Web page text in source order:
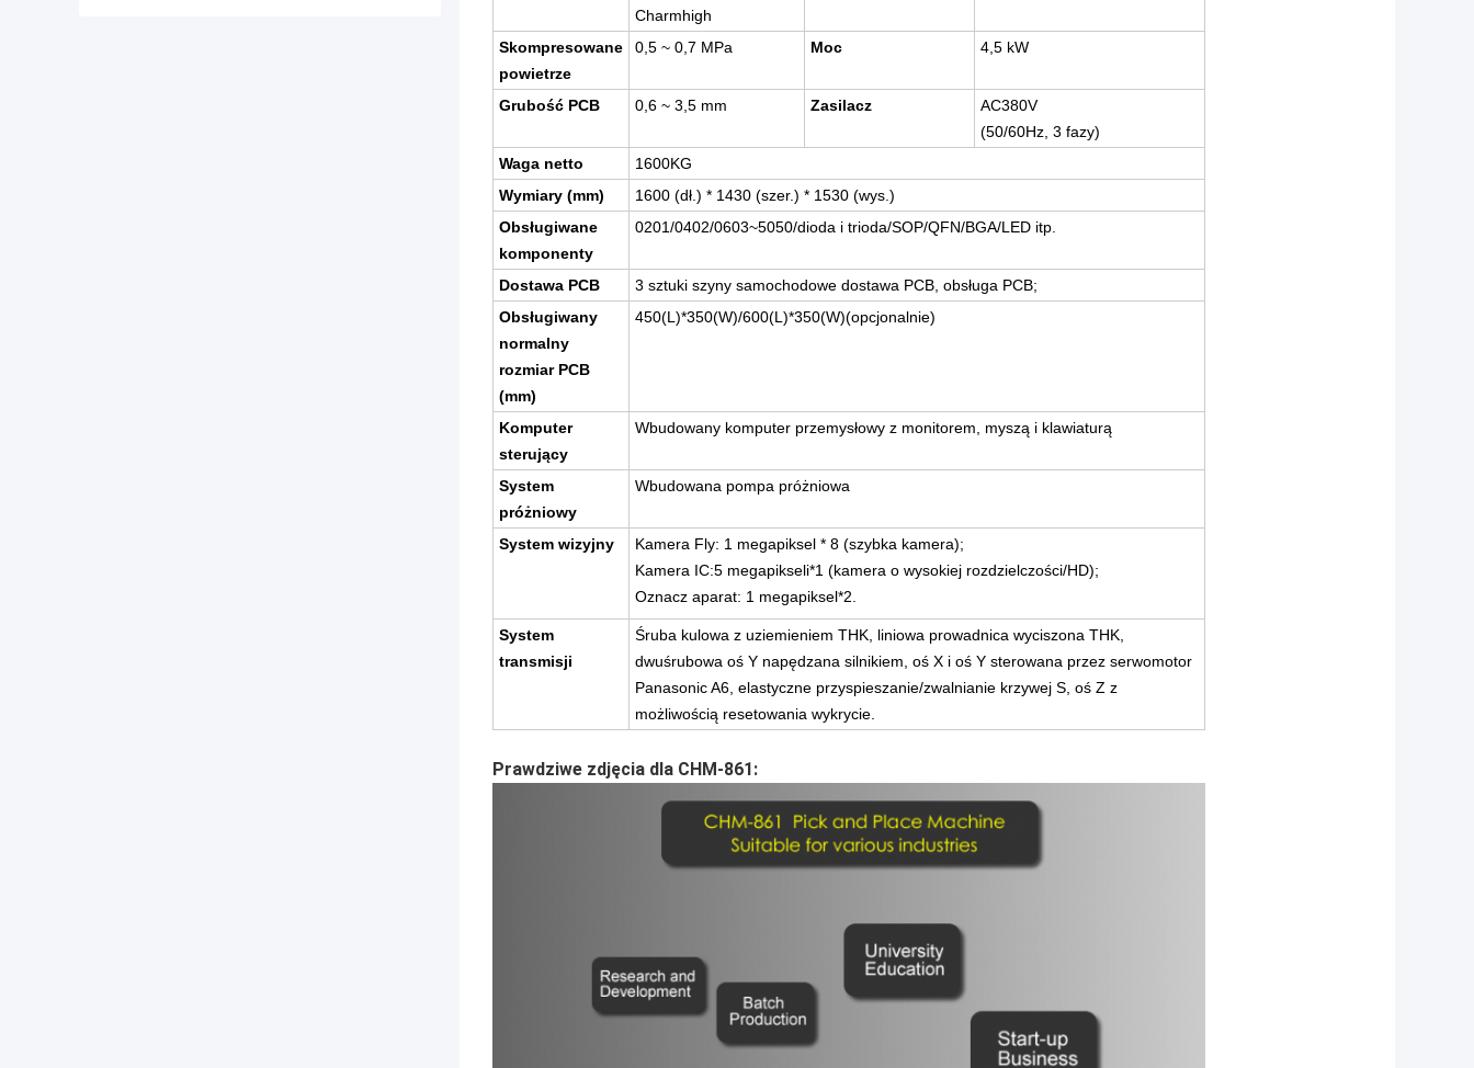
Charmhigh
Skompresowane
powietrze
0,5 ~ 0,7 MPa Moc 4,5 kW
Grubość PCB 0,6 ~ 3,5 mm Zasilacz
AC380V
(50/60Hz, 3 fazy)
Waga netto
1600KG
Wymiary (mm)
1600 (dł.) * 1430 (szer.) * 1530 (wys.)
Obsługiwane
komponenty
0201/0402/0603~5050/dioda i trioda/SOP/QFN/BGA/LED itp.
Dostawa PCB
3 sztuki szyny samochodowe dostawa PCB, obsługa PCB;
Obsługiwany
normalny
rozmiar PCB
(mm)
450(L)*350(W)/600(L)*350(W)(opcjonalnie)
Komputer
sterujący
Wbudowany komputer przemysłowy z monitorem, myszą i klawiaturą
System
próżniowy
Wbudowana pompa próżniowa
System wizyjny
Kamera Fly: 1 megapiksel * 8 (szybka kamera);
Kamera IC:5 megapikseli*1 (kamera o wysokiej rozdzielczości/HD);
Oznacz aparat: 1 megapiksel*2.
System
transmisji
Śruba kulowa z uziemieniem THK, liniowa prowadnica wyciszona THK,
dwuśrubowa oś Y napędzana silnikiem, oś X i oś Y sterowana przez serwomotor
Panasonic A6, elastyczne przyspieszanie/zwalnianie krzywej S, oś Z z
możliwością resetowania wykrycie.
Prawdziwe zdjęcia dla CHM-861: